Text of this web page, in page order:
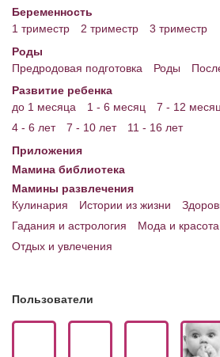
Мамина энциклопедия
СЕРВИСЫ И ПРИЛОЖЕНИЯ
Сервис. Оценка роста и веса
Приложения для Android
Полезные ссылки
Опросы
Блог Администратора
Сотрудничество. Авторам
Беременность
1 триместр
2 триместр
3 триместр
Роды
Предродовая подготовка
Роды
Развитие ребенка
до 1 месяца
1 - 6 месяц 7 - 12
4 - 6 лет
7 - 10 лет
11 - 16 лет
Приложения
Мамина библиотека
Мамины развлечения
Кулинария
Истории из жизни
Гадания и астрология
Мода и красота
Отдых и увлечения
Пользователи